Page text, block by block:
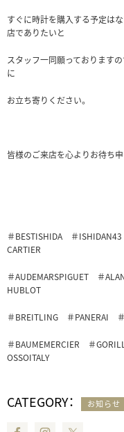
すぐに時計を購入する予定は
店でありたいと
スタッフ一同願っております
に
お立ち寄りください。
皆様のご来店を心よりお待ち申
＃BESTISHIDA ＃
CARTIER
＃AUDEMARSPIGUET ＃
HUBLOT
＃BREITLING ＃PANERAI
＃BAUMEMERCIER ＃
OSSOITALY
CATEGORY： お知らせ